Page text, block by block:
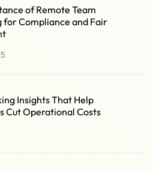
of Remote Team
for Compliance and Fair
Insights That Help
Cut Operational Costs